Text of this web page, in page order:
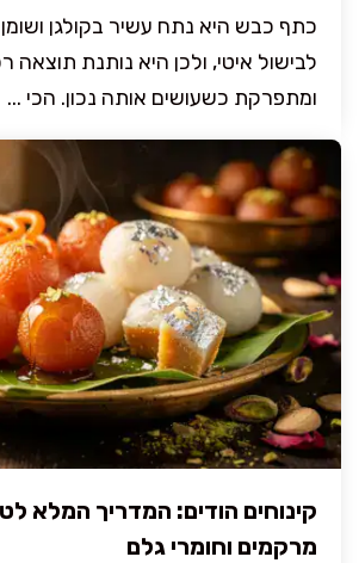
כתף כבש היא נתח עשיר בקולגן
לבישול איטי, ולכן היא נותנת תוצאה
ומתפרקת כשעושים אותה נכון. הכי ...
קינוחים הודים: המדריך המלא
מרקמים וחומרי גלם